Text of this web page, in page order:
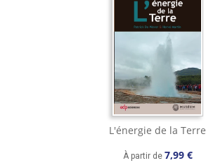
L'énergie de la Terre
À partir de 7,99 €